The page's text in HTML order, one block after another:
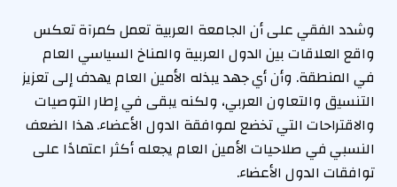
وشدد الفقي على أن الجامعة العربية تعمل كمرآة تعكس
واقع العلاقات بين الدول العربية والمناخ السياسي العام
في المنطقة. وأن أي جهد يبذله الأمين العام يهدف إلى تعزيز
التنسيق والتعاون العربي، ولكنه يبقى في إطار التوصيات
والاقتراحات التي تخضع لموافقة الدول الأعضاء. هذا الضعف
النسبي في صلاحيات الأمين العام يجعله أكثر اعتمادًا على
توافقات الدول الأعضاء.